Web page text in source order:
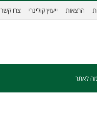
הרצאות ייעוץ קולינרי צרו קשר
לאתר